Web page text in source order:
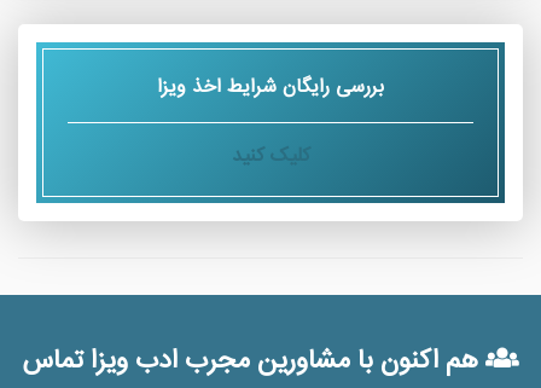
بررسی رایگان شرایط اخذ ویزا
کلیک کنید
هم اکنون با مشاورین مجرب ادب ویزا تماس